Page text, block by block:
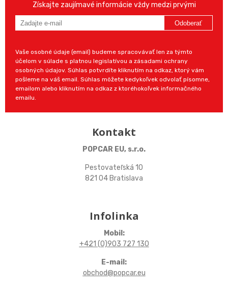
Získajte zaujímavé informácie vždy medzi prvými
Odoberať
Vaše osobné údaje (email) budeme spracovávať len za týmto
účelom v súlade s platnou legislatívou a zásadami ochrany
osobných údajov. Súhlas potvrdíte kliknutím na odkaz, ktorý vám
pošleme na váš email. Súhlas môžete kedykoľvek odvolať písomne,
emailom alebo kliknutím na odkaz z ktoréhokoľvek informačného
emailu.
Kontakt
POPCAR EU, s.r.o.
Pestovateľská 10
821 04 Bratislava
Infolinka
Mobil:
+421 (0)903 727 130
E-mail:
obchod@popcar.eu